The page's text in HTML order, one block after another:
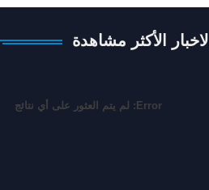
الاخبار الأكثر مشاهدة
Error: لم يتم العثور على أي نتائج